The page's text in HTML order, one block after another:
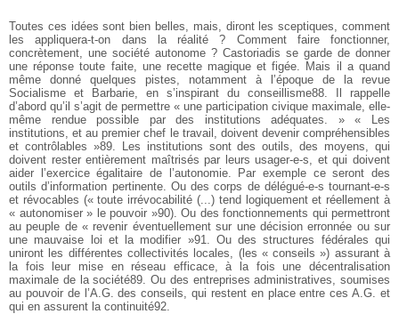
Toutes ces idées sont bien belles, mais, diront les sceptiques, comment
les appliquera-t-on dans la réalité ? Comment faire fonctionner,
concrètement, une société autonome ? Castoriadis se garde de donner
une réponse toute faite, une recette magique et figée. Mais il a quand
même donné quelques pistes, notamment à l’époque de la revue
Socialisme et Barbarie, en s’inspirant du conseillisme88. Il rappelle
d’abord qu’il s’agit de permettre « une participation civique maximale, elle-
même rendue possible par des institutions adéquates. » « Les
institutions, et au premier chef le travail, doivent devenir compréhensibles
et contrôlables »89. Les institutions sont des outils, des moyens, qui
doivent rester entièrement maîtrisés par leurs usager-e-s, et qui doivent
aider l’exercice égalitaire de l’autonomie. Par exemple ce seront des
outils d’information pertinente. Ou des corps de délégué-e-s tournant-e-s
et révocables (« toute irrévocabilité (...) tend logiquement et réellement à
« autonomiser » le pouvoir »90). Ou des fonctionnements qui permettront
au peuple de « revenir éventuellement sur une décision erronnée ou sur
une mauvaise loi et la modifier »91. Ou des structures fédérales qui
uniront les différentes collectivités locales, (les « conseils ») assurant à
la fois leur mise en réseau efficace, à la fois une décentralisation
maximale de la société89. Ou des entreprises administratives, soumises
au pouvoir de l’A.G. des conseils, qui restent en place entre ces A.G. et
qui en assurent la continuité92.